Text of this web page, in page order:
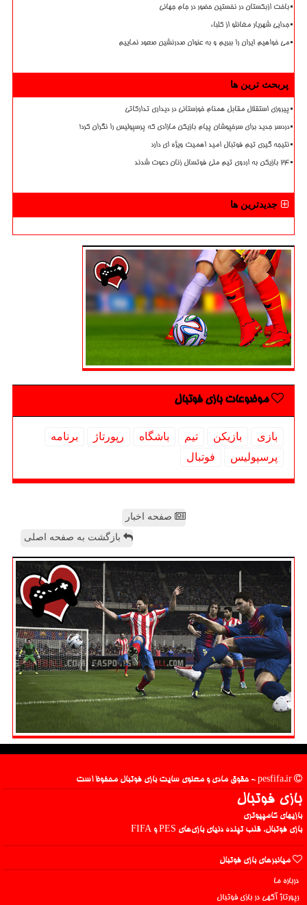
باخت ازبکستان در نخستین حضور در جام جهانی
جدایی شهریار مغانلو از کلباء
می خواهیم ایران را ببریم و به عنوان صدرنشین صعود نماییم
پربحث ترین ها
پیروزی استقلال مقابل همنام خوزستانی در دیداری تدارکاتی
دردسر جدید برای سرخپوشان پیام بازیکن مازادی که پرسپولیس را نگران کرد!
نتیجه گیری تیم فوتبال امید اهمیت ویژه ای دارد
۲۴ بازیکن به اردوی تیم ملی فوتسال زنان دعوت شدند
جدیدترین ها
موضوعات بازی فوتبال
بازی بازیكن تیم باشگاه رپورتاژ
برنامه
پرسپولیس
فوتبال
صفحه اخبار
بازگشت به صفحه اصلی
بازی فوتبال
بازیهای کامپیوتری
بازی فوتبال، قلب تپنده دنیای بازی‌های PES و FIFA
میانبرهای بازی فوتبال
درباره ما
رپورتاژ آگهی در بازی فوتبال